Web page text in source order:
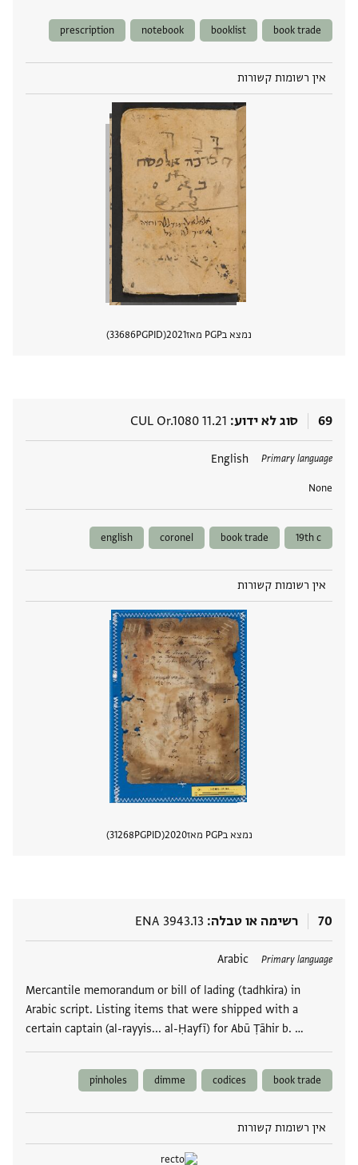
book trade
booklist
notebook
prescription
אין רשומות קשורות
נמצא בPGP מאז 2021
PGPID
33686
69 סוג לא ידוע CUL Or.1080 11.21
Primary language
English
None
תגים
19th c
book trade
coronel
english
אין רשומות קשורות
נמצא בPGP מאז 2020
PGPID
31268
70 רשימה או טבלה ENA 3943.13
Primary language
Arabic
Mercantile memorandum or bill of lading (tadhkira) in
Arabic script. Listing items that were shipped with a
certain captain (al-rayyis... al-Ḥayfī) for Abū Ṭāhir b. …
תגים
book trade
codices
dimme
pinholes
אין רשומות קשורות